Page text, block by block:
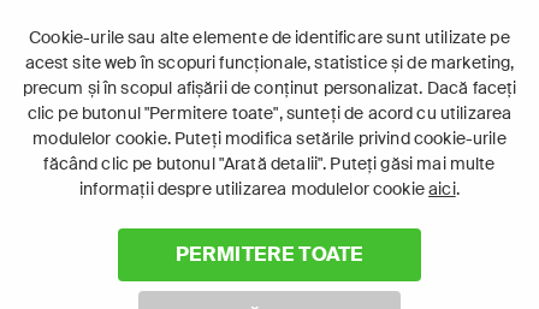
Cookie-urile sau alte elemente de identificare sunt utilizate pe
acest site web în scopuri funcționale, statistice și de marketing,
precum și în scopul afișării de conținut personalizat. Dacă faceți
clic pe butonul "Permitere toate", sunteți de acord cu utilizarea
modulelor cookie. Puteți modifica setările privind cookie-urile
făcând clic pe butonul "Arată detalii". Puteți găsi mai multe
informații despre utilizarea modulelor cookieaici.
PERMITERE TOATE
Cerințe de sistem
2026 Canal+ Luxembourg S. à r.l. - Toate drepturile rezervate
Focus Sat este o marcă înregistrată aparținând Canal+